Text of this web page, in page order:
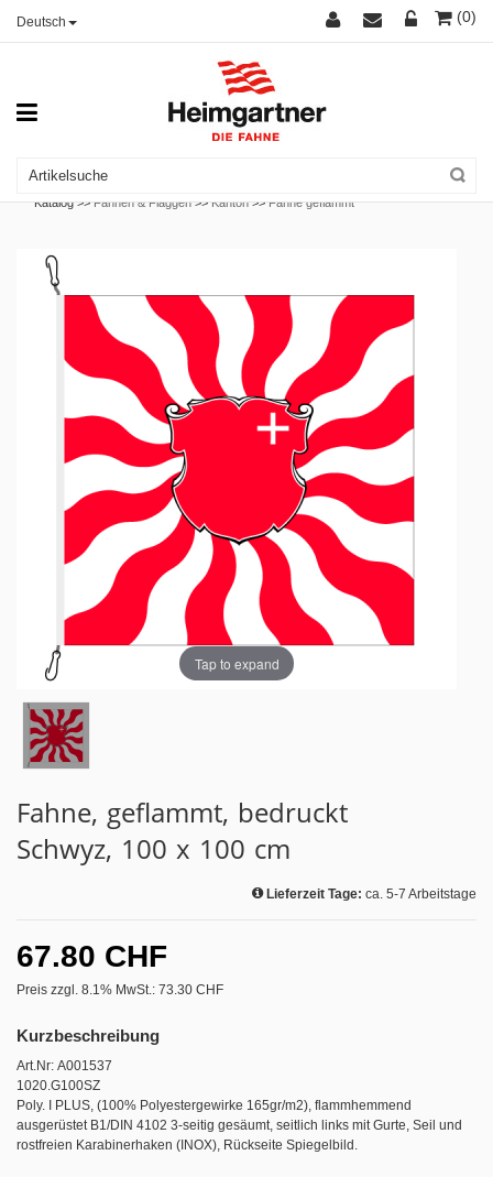
Deutsch (0)
Katalog >>Fahnen & Flaggen >>Kanton >>Fahne geflammt
Tap to expand
Fahne, geflammt, bedruckt
Schwyz, 100 x 100 cm
Lieferzeit Tage: ca. 5-7 Arbeitstage
67.80 CHF
Preis zzgl. 8.1% MwSt.: 73.30 CHF
Kurzbeschreibung
Art.Nr: A001537
1020.G100SZ
Poly. I PLUS, (100% Polyestergewirke 165gr/m2), flammhemmend
ausgerüstet B1/DIN 4102 3-seitig gesäumt, seitlich links mit Gurte, Seil und
rostfreien Karabinerhaken (INOX), Rückseite Spiegelbild.